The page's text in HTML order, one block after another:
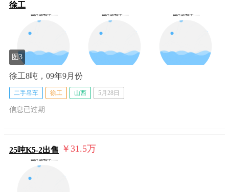
徐工
图3
徐工8吨，09年9月份
二手吊车 徐工 山西 5月28日
信息已过期
25吨K5-2出售 ￥31.5万